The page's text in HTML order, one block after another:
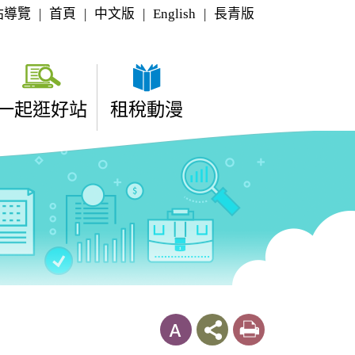
導覽 | 首頁 | 中文版 | English | 長青版
起逛好站 租稅動漫